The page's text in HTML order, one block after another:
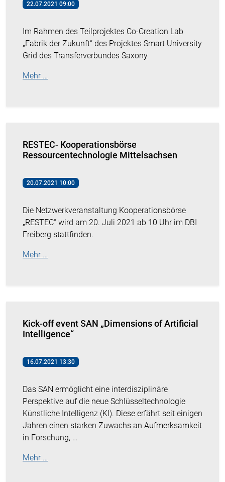
22.07.2021 09:00
Im Rahmen des Teilprojektes Co-Creation Lab
„Fabrik der Zukunft“ des Projektes Smart University
Grid des Transferverbundes Saxony
Mehr …
RESTEC- Kooperationsbörse
Ressourcentechnologie Mittelsachsen
20.07.2021 10:00
Die Netzwerkveranstaltung Kooperationsbörse
„RESTEC“ wird am 20. Juli 2021 ab 10 Uhr im DBI
Freiberg stattfinden.
Mehr …
Kick-off event SAN „Dimensions of Artificial
Intelligence“
16.07.2021 13:30
Das SAN ermöglicht eine interdisziplinäre
Perspektive auf die neue Schlüsseltechnologie
Künstliche Intelligenz (KI). Diese erfährt seit einigen
Jahren einen starken Zuwachs an Aufmerksamkeit
in Forschung, …
Mehr …